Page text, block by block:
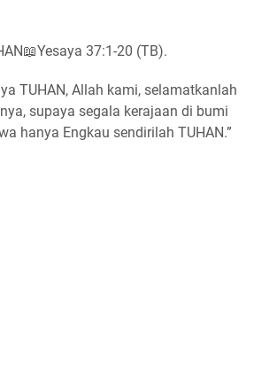
37:1-20 (TB).
TUHAN, Allah kami, selamatkanlah
supaya segala kerajaan di bumi
hanya Engkau sendirilah TUHAN.”